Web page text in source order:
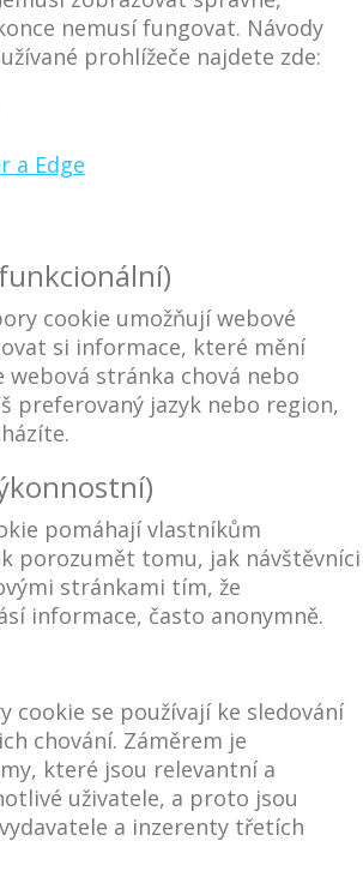
nemusí fungovat. Návody
prohlížeče najdete zde:
a Edge
cookie umožňují webové
si informace, které mění
webová stránka chová nebo
preferovaný jazyk nebo region,
pomáhají vlastníkům
porozumět tomu, jak návštěvníci
stránkami tím, že
informace, často anonymně.
cookie se používají ke sledování
chování. Záměrem je
které jsou relevantní a
uživatele, a proto jsou
a inzerenty třetích